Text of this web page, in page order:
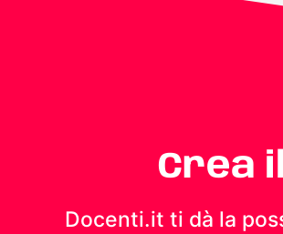
Crea
Docenti.it ti dà la